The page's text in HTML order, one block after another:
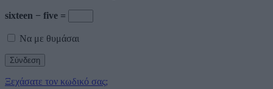
sixteen − five =
Να με θυμάσαι
Ξεχάσατε τον κωδικό σας;